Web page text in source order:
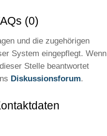
(0)
und die zugehörigen
System eingepflegt. Wenn
Stelle beantwortet
Diskussionsforum.